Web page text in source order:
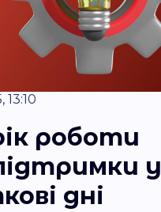
13:10
роботи
у
дні